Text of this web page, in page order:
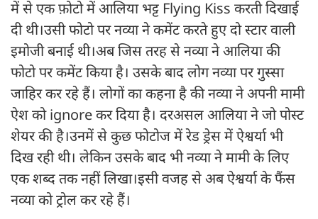
में से एक फ़ोटो में आलिया भट्ट Flying Kiss करती दिखाई
दी थी।उसी फोटो पर नव्या ने कमेंट करते हुए दो स्टार वाली
इमोजी बनाई थी।अब जिस तरह से नव्या ने आलिया की
फोटो पर कमेंट किया है। उसके बाद लोग नव्या पर गुस्सा
जाहिर कर रहे हैं। लोगों का कहना है की नव्या ने अपनी मामी
ऐश को ignore कर दिया है। दरअसल आलिया ने जो पोस्ट
शेयर की है।उनमें से कुछ फोटोज में रेड ड्रेस में ऐश्वर्या भी
दिख रही थी। लेकिन उसके बाद भी नव्या ने मामी के लिए
एक शब्द तक नहीं लिखा।इसी वजह से अब ऐश्वर्या के फैंस
नव्या को ट्रोल कर रहे हैं।